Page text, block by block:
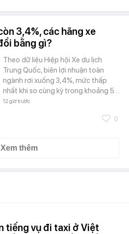
3,4%, các hãng xe
bằng gì?
Theo dữ liệu Hiệp hội Xe du lịch
Trung Quốc, biên lợi nhuận toàn
ngành rơi xuống 3,4%, mức thấp
nhất khi so cùng kỳ trong khoảng 5…
12 giờ trước
0
Xem thêm
tiếng vụ đi taxi ở Việt